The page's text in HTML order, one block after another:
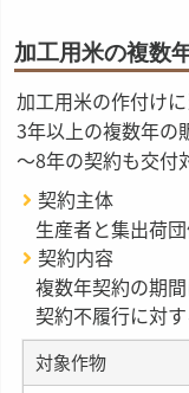
加工用米の複数
加工用米の作付け
3年以上の複数年の
～8年の契約も交付
契約主体
生産者と集出荷
契約内容
複数年契約の期
契約不履行に対
対象作物